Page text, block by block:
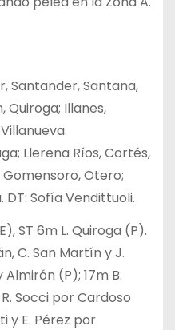
Santander, Santana,
Quiroga; Illanes,
Llerena Ríos, Cortés,
Otero;
Sofía Vendittuoli.
ST 6m L. Quiroga (P).
C. San Martín y J.
(P); 17m B.
Socci por Cardoso
y E. Pérez por